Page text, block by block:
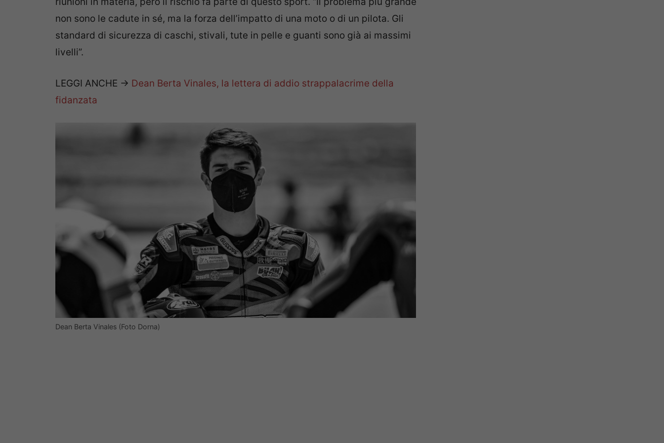
non sono le cadute in sé, ma la forza dell’impatto di una moto o di un pilota. Gli
standard di sicurezza di caschi, stivali, tute in pelle e guanti sono già ai massimi
livelli”.
LEGGI ANCHE -> Dean Berta Vinales, la lettera di addio strappalacrime della
fidanzata
Dean Berta Vinales (Foto Dorna)